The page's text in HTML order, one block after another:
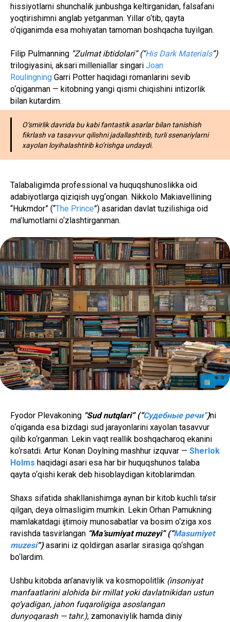
hissiyotlarni shunchalik junbushga keltirganidan, falsafani
yoqtirishimni anglab yetganman. Yillar o‘tib, qayta
o‘qiganimda esa mohiyatan tamoman boshqacha tuyilgan.
Filip Pulmanning “Zulmat ibtidolari” (“His Dark Materials”)
trilogiyasini, aksari milleniallar singari Joan
Roulingning Garri Potter haqidagi romanlarini sevib
o‘qiganman — kitobning yangi qismi chiqishini intizorlik
bilan kutardim.
O‘smirlik davrida bu kabi fantastik asarlar bilan tanishish
fikrlash va tasavvur qilishni jadallashtirib, turli ssenariylarni
xayolan loyihalashtirib ko‘rishga undaydi.
Talabaligimda professional va huquqshunoslikka oid
adabiyotlarga qiziqish uyg‘ongan. Nikkolo Makiavellining
“Hukmdor” (“The Prince”) asaridan davlat tuzilishiga oid
ma’lumotlarni o‘zlashtirganman.
Fyodor Plevakoning “Sud nutqlari” (“Судебные речи”)ni
o‘qiganda esa bizdagi sud jarayonlarini xayolan tasavvur
qilib ko‘rganman. Lekin vaqt reallik boshqacharoq ekanini
ko‘rsatdi. Artur Konan Doylning mashhur izquvar — Sherlok
Holms haqidagi asari esa har bir huquqshunos talaba
qayta o‘qishi kerak deb hisoblaydigan kitoblarimdan.
Shaxs sifatida shakllanishimga aynan bir kitob kuchli ta’sir
qilgan, deya olmasligim mumkin. Lekin Orhan Pamukning
mamlakatdagi ijtimoiy munosabatlar va bosim o‘ziga xos
ravishda tasvirlangan “Ma’sumiyat muzeyi” (“Masumiyet
muzesi”)asarini iz qoldirgan asarlar sirasiga qo‘shgan
bo‘lardim.
Ushbu kitobda an’anaviylik va kosmopolitlik (insoniyat
manfaatlarini alohida bir millat yoki davlatnikidan ustun
qo‘yadigan, jahon fuqaroligiga asoslangan
dunyoqarash — tahr.), zamonaviylik hamda diniy